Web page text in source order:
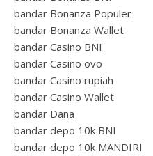
bandar Bonanza Populer
bandar Bonanza Wallet
bandar Casino BNI
bandar Casino ovo
bandar Casino rupiah
bandar Casino Wallet
bandar Dana
bandar depo 10k BNI
bandar depo 10k MANDIRI